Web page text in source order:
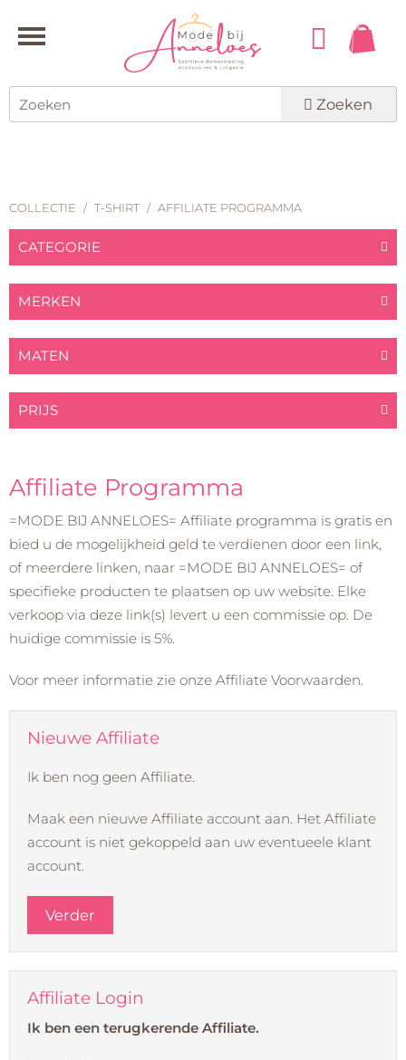
Zoeken
COLLECTIE / T-SHIRT / AFFILIATE PROGRAMMA
CATEGORIE
MERKEN
MATEN
PRIJS
Affiliate Programma
=MODE BIJ ANNELOES= Affiliate programma is gratis en
bied u de mogelijkheid geld te verdienen door een link,
of meerdere linken, naar =MODE BIJ ANNELOES= of
specifieke producten te plaatsen op uw website. Elke
verkoop via deze link(s) levert u een commissie op. De
huidige commissie is 5%.
Voor meer informatie zie onze Affiliate Voorwaarden.
Nieuwe Affiliate
Ik ben nog geen Affiliate.
Maak een nieuwe Affiliate account aan. Het Affiliate
account is niet gekoppeld aan uw eventueele klant
account.
Verder
Affiliate Login
Ik ben een terugkerende Affiliate.